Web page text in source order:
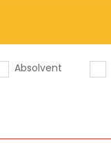
Absolvent